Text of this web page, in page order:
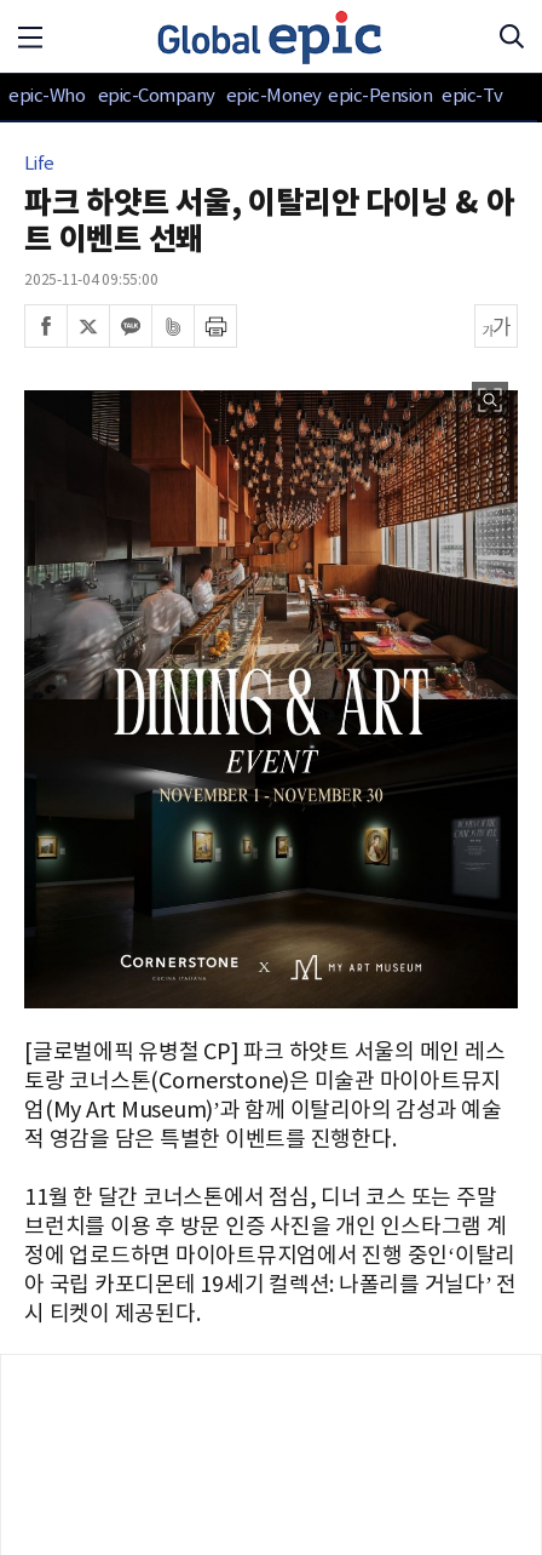
epic-Who epic-Company epic-Money epic-Pension epic-Tv
Life
파크 하얏트 서울, 이탈리안 다이닝 & 아
트 이벤트 선봬
2025-11-04 09:55:00
[글로벌에픽 유병철 CP] 파크 하얏트 서울의 메인 레스
토랑 코너스톤(Cornerstone)은 미술관 마이아트뮤지
엄(My Art Museum)’과 함께 이탈리아의 감성과 예술
적 영감을 담은 특별한 이벤트를 진행한다.
11월 한 달간 코너스톤에서 점심, 디너 코스 또는 주말
브런치를 이용 후 방문 인증 사진을 개인 인스타그램 계
정에 업로드하면 마이아트뮤지엄에서 진행 중인‘이탈리
아 국립 카포디몬테 19세기 컬렉션: 나폴리를 거닐다’ 전
시 티켓이 제공된다.